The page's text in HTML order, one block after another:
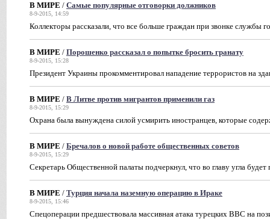
В МИРЕ / Самые популярные отговорки должников
8-9-2015, 14:59
Коллекторы рассказали, что все больше граждан при звонке службы
В МИРЕ / Порошенко рассказал о попытке бросить гранату
8-9-2015, 15:28
Президент Украины прокомментировал нападение террористов на
В МИРЕ / В Литве против мигрантов применили газ
8-9-2015, 15:29
Охрана была вынуждена силой усмирить иностранцев, которые
В МИРЕ / Бречалов о новой работе общественных советов
8-9-2015, 15:29
Секретарь Общественной палаты подчеркнул, что во главу угла будет
В МИРЕ / Турция начала наземную операцию в Ираке
8-9-2015, 15:46
Спецоперации предшествовала массивная атака турецких ВВС на